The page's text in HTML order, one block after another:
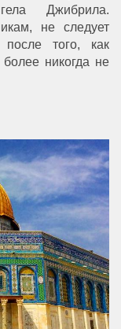
Джибрила.
не следует
того, как
никогда не